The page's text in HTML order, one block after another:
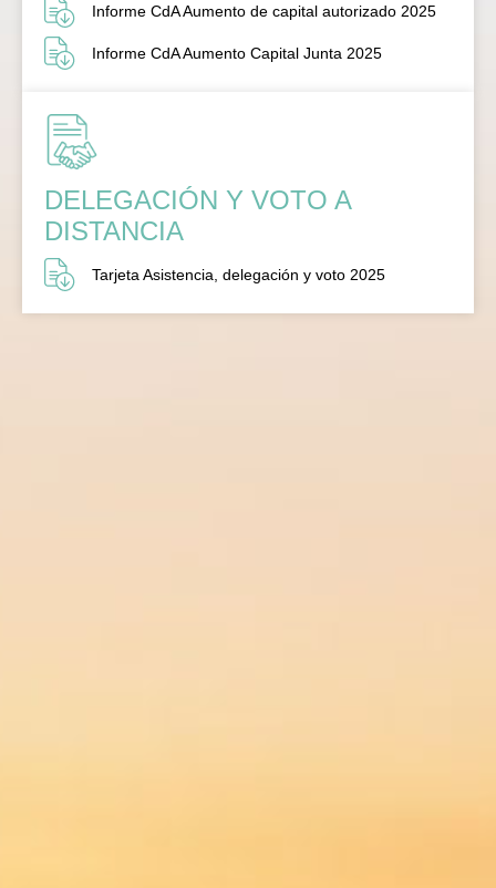
Informe CdA Aumento de capital autorizado 2025
Informe CdA Aumento Capital Junta 2025
DELEGACIÓN Y VOTO A
DISTANCIA
Tarjeta Asistencia, delegación y voto 2025